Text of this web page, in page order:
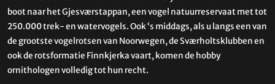
boot naar het Gjesværstappan, een vogel natuurreservaat met tot
250.000 trek- en watervogels. Ook ‘s middags, als u langs een van
de grootste vogelrotsen van Noorwegen, de Sværholtsklubben en
ook de rotsformatie Finnkjerka vaart, komen de hobby
ornithologen volledig tot hun recht.